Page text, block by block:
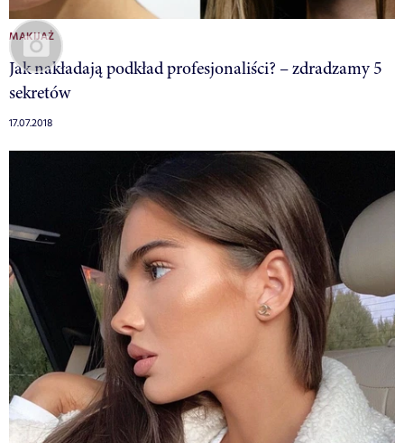
MAKIJAŻ
Jak nakładają podkład profesjonaliści? – zdradzamy 5
sekretów
17.07.2018